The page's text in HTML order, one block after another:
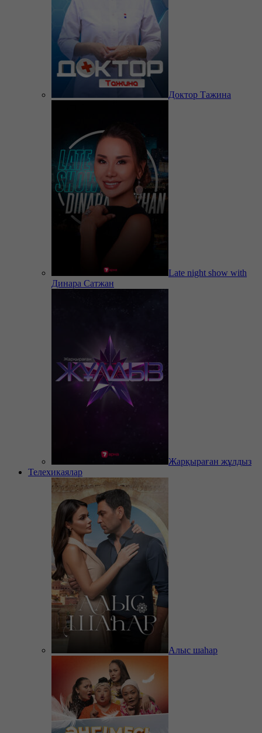
Доктор Тажина
Late night show with
Динара Сатжан
Жарқыраған жұлдыз
Телехикаялар
Алыс шаһар